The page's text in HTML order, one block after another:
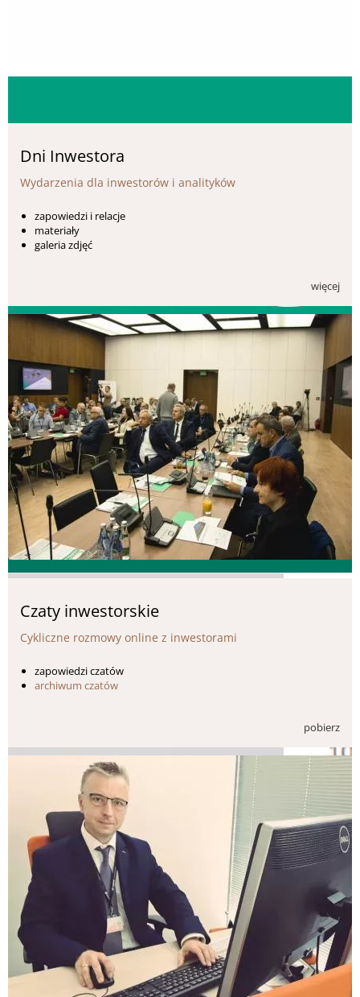
Dni Inwestora
Wydarzenia dla inwestorów i analityków
zapowiedzi i relacje
materiały
galeria zdjęć
więcej
Czaty inwestorskie
Cykliczne rozmowy online z inwestorami
zapowiedzi czatów
archiwum czatów
pobierz